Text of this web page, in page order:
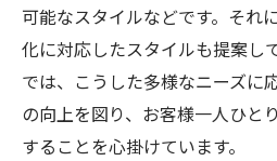
可能なスタイルなどです。それ
化に対応したスタイルも提案し
では、こうした多様なニーズに
の向上を図り、お客様一人ひと
することを心掛けています。